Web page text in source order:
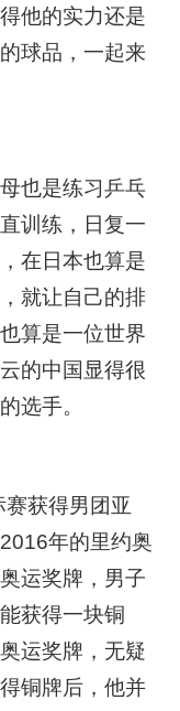
他的实力还是
球品，一起来
也是练习乒乓
训练，日复一
在日本也算是
就让自己的排
算是一位世界
的中国显得很
选手。
获得男团亚
年的里约奥
运奖牌，男子
获得一块铜
运奖牌，无疑
铜牌后，他并